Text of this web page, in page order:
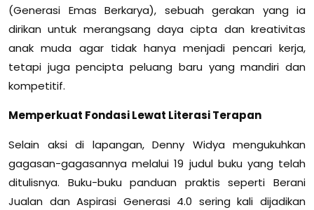
(Generasi Emas Berkarya), sebuah gerakan yang ia
dirikan untuk merangsang daya cipta dan kreativitas
anak muda agar tidak hanya menjadi pencari kerja,
tetapi juga pencipta peluang baru yang mandiri dan
kompetitif.
Memperkuat Fondasi Lewat Literasi Terapan
Selain aksi di lapangan, Denny Widya mengukuhkan
gagasan-gagasannya melalui 19 judul buku yang telah
ditulisnya. Buku-buku panduan praktis seperti Berani
Jualan dan Aspirasi Generasi 4.0 sering kali dijadikan